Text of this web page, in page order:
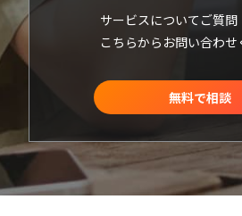
サービスについてご質
こちらからお問い合わせ
無料で相談